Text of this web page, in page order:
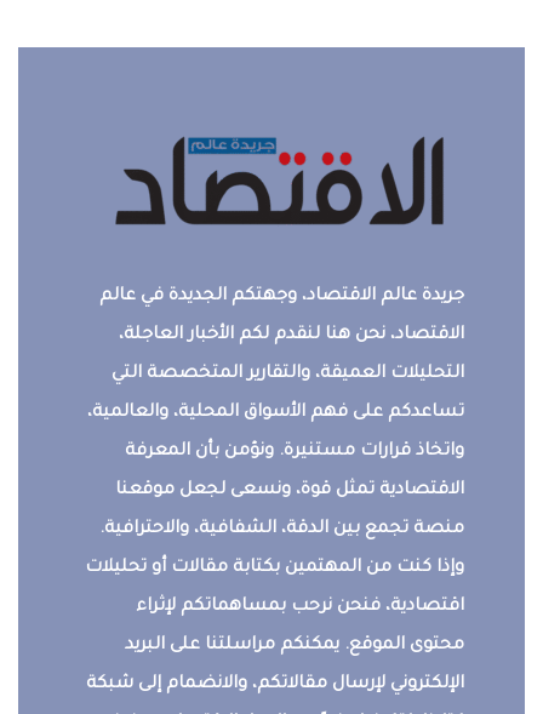
جريدة عالم الاقتصاد، وجهتكم الجديدة في عالم
الاقتصاد، نحن هنا لنقدم لكم الأخبار العاجلة،
التحليلات العميقة، والتقارير المتخصصة التي
تساعدكم على فهم الأسواق المحلية، والعالمية،
واتخاذ قرارات مستنيرة. ونؤمن بأن المعرفة
الاقتصادية تمثل قوة، ونسعى لجعل موقعنا
منصة تجمع بين الدقة، الشفافية، والاحترافية.
وإذا كنت من المهتمين بكتابة مقالات أو تحليلات
اقتصادية، فنحن نرحب بمساهماتكم لإثراء
محتوى الموقع. يمكنكم مراسلتنا على البريد
الإلكتروني لإرسال مقالاتكم، والانضمام إلى شبكة